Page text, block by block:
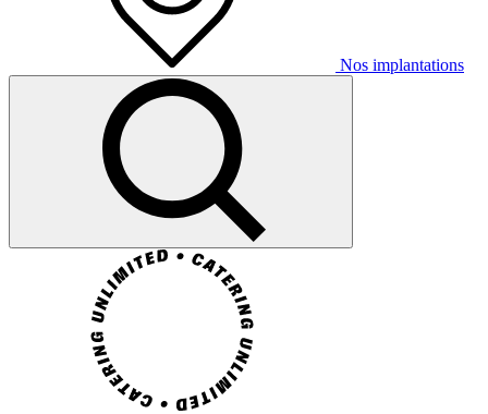
Nos implantations